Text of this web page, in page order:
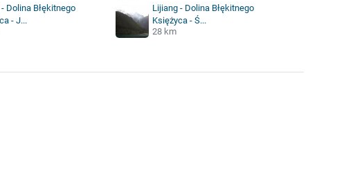
Dolina Błękitnego
- J...
Lijiang - Dolina Błękitnego
Księżyca - Ś...
28 km